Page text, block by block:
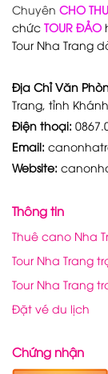
Chuyên CHO
chức TOUR ĐẢO
Tour Nha Trang
Địa Chỉ Văn
Trang, tỉnh
Điện thoại:
Email:
Website:
Thông tin
Thuê cano Nha
Tour Nha Trang
Tour Nha Trang
Đặt vé du lịch
Chứng nhận